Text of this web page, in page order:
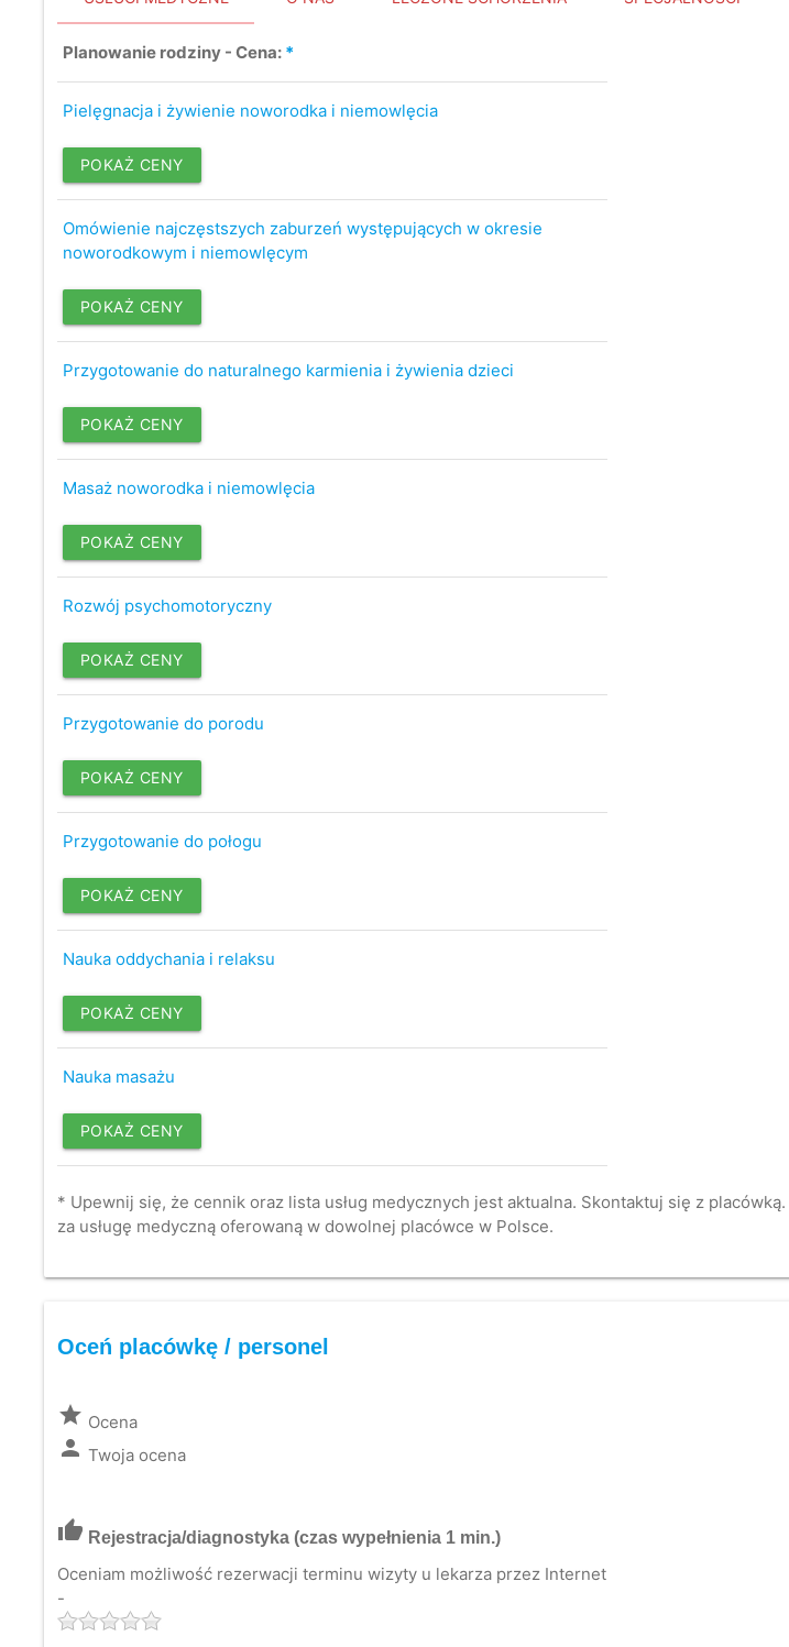
Planowanie rodziny - Cena: *
Pielęgnacja i żywienie noworodka i niemowlęcia
POKAŻ CENY
Omówienie najczęstszych zaburzeń występujących w okresie
noworodkowym i niemowlęcym
POKAŻ CENY
Przygotowanie do naturalnego karmienia i żywienia dzieci
POKAŻ CENY
Masaż noworodka i niemowlęcia
POKAŻ CENY
Rozwój psychomotoryczny
POKAŻ CENY
Przygotowanie do porodu
POKAŻ CENY
Przygotowanie do połogu
POKAŻ CENY
Nauka oddychania i relaksu
POKAŻ CENY
Nauka masażu
POKAŻ CENY
* Upewnij się, że cennik oraz lista usług medycznych jest aktualna. Skontaktuj się z
za usługę medyczną oferowaną w dowolnej placówce w Polsce.
Oceń placówkę / personel
grade Ocena
person Twoja ocena
thumb_up Rejestracja/diagnostyka (czas wypełnienia 1 min.)
Oceniam możliwość rezerwacji terminu wizyty u lekarza przez Internet
-